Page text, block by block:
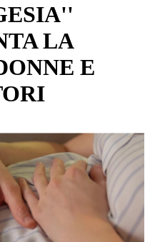
LA
E